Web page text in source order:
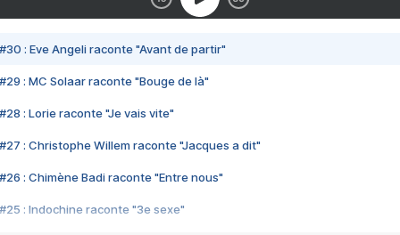
#30 : Eve Angeli raconte "Avant de partir"
#29 : MC Solaar raconte "Bouge de là"
#28 : Lorie raconte "Je vais vite"
#27 : Christophe Willem raconte "Jacques a dit"
#26 : Chimène Badi raconte "Entre nous"
#25 : Indochine raconte "3e sexe"